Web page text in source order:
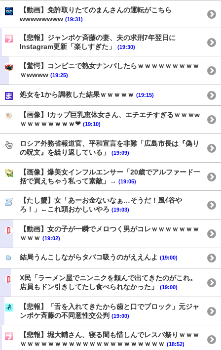
【動画】免許取りたてのまんさんの運転がこちら
wwwwwwww (19:31)
【悲報】ジャンポケ斉藤の妻、夫の求刑7年翌日に
Instagram更新「楽しすぎた」
(19:30)
【驚愕】コンビニで熟女ナンパしたらｗｗｗｗｗｗｗｗｗ
ｗwwww (19:25)
処女を1から調教した結果ｗｗｗｗｗ (19:15)
【画像】Iカップ巨乳恵体女さん、エチエチすぎるｗｗｗw
ｗｗｗｗｗｗｗｗ❤ (19:10)
ロシア外務省報道官、平和宣言を非難「広島市長は『偽り
の呪文』を繰り返している」
(19:09)
【画像】爆美女インフルエンサー「20歳でアルファード一
括で買えちゃう私って素敵」→ (19:05)
【たし蟹】女「あーお金ないなぁ…そうだ！風ｲ谷や
ろ！」←これ頭おかしいやろ (19:03)
【動画】女の子が一瞬でメロつく男がコレｗｗｗｗｗｗｗ
ｗｗｗ (19:02)
結局うんこしながらタバコ吸うのがええんよ (19:00)
X民「ラーメン屋でニンニクを頼んで出てきたのがこれ。
店員もドン引きしてたし食べられなかった」
(19:00)
【悲報】「舌を入れてきたから歯と口でブロック」元ジャ
ンポケ斉藤の不同意性交公判 (19:00)
【悲報】堀大輔さん、寝る間も惜しんでレスバ祭りｗｗｗ
ｗｗｗｗｗｗｗｗｗｗｗｗｗｗｗｗｗｗｗｗｗ (18:52)